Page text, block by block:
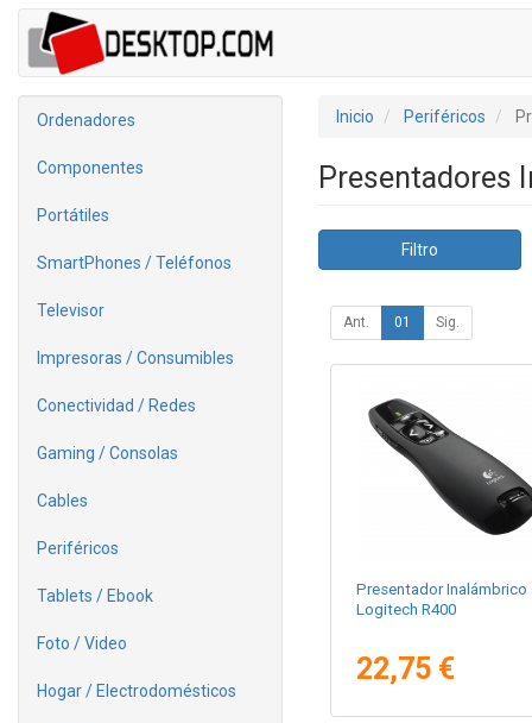
Ordenadores
Componentes
Portátiles
SmartPhones / Teléfonos
Televisor
Impresoras / Consumibles
Conectividad / Redes
Gaming / Consolas
Cables
Periféricos
Tablets / Ebook
Foto / Video
Hogar / Electrodomésticos
Inicio Periféricos
Presentadores
Filtro
Ant. 01 Sig.
Presentador Inalámbrico
Logitech R400
22,75 €